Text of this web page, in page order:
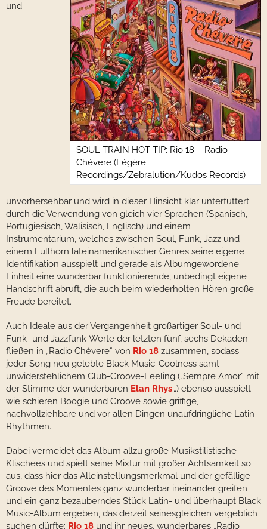
SOUL TRAIN HOT TIP: Rio 18 – Radio
Chévere (Légère
Recordings/Zebralution/Kudos Records)
und
unvorhersehbar und wird in dieser Hinsicht klar unterfüttert
durch die Verwendung von gleich vier Sprachen (Spanisch,
Portugiesisch, Walisisch, Englisch) und einem
Instrumentarium, welches zwischen Soul, Funk, Jazz und
einem Füllhorn lateinamerikanischer Genres seine eigene
Identifikation ausspielt und gerade als Albumgewordene
Einheit eine wunderbar funktionierende, unbedingt eigene
Handschrift abruft, die auch beim wiederholten Hören große
Freude bereitet.
Auch Ideale aus der Vergangenheit großartiger Soul- und
Funk- und Jazzfunk-Werte der letzten fünf, sechs Dekaden
fließen in „Radio Chévere“ von Rio 18 zusammen, sodass
jeder Song neu gelebte Black Music-Coolness samt
unwiderstehlichem Club-Groove-Feeling („Sempre Amor“ mit
der Stimme der wunderbaren Elan Rhys…) ebenso ausspielt
wie schieren Boogie und Groove sowie griffige,
nachvollziehbare und vor allen Dingen unaufdringliche Latin-
Rhythmen.
Dabei vermeidet das Album allzu große Musikstilistische
Klischees und spielt seine Mixtur mit großer Achtsamkeit so
aus, dass hier das Alleinstellungsmerkmal und der gefällige
Groove des Momentes ganz wunderbar ineinander greifen
und ein ganz bezauberndes Stück Latin- und überhaupt Black
Music-Album ergeben, das derzeit seinesgleichen vergeblich
suchen dürfte: Rio 18 und ihr neues, wunderbares „Radio